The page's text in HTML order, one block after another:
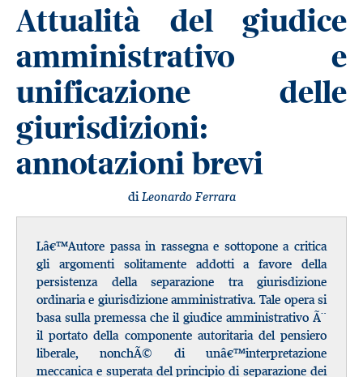
Attualità del giudice
amministrativo e
unificazione delle
giurisdizioni:
annotazioni brevi
diLeonardo Ferrara
Lâ€™Autore passa in rassegna e sottopone a critica
gli argomenti solitamente addotti a favore della
persistenza della separazione tra giurisdizione
ordinaria e giurisdizione amministrativa. Tale opera si
basa sulla premessa che il giudice amministrativo Ã¨
il portato della componente autoritaria del pensiero
liberale, nonchÃ© di unâ€™interpretazione
meccanica e superata del principio di separazione dei